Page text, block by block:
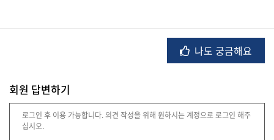
육
나도 궁금해요
회원 답변하기